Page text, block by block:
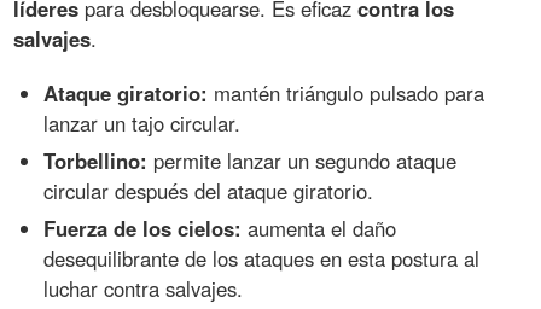
líderes para desbloquearse. Es eficazcontra los
salvajes.
Ataque giratorio: mantén triángulo pulsado para
lanzar un tajo circular.
Torbellino: permite lanzar un segundo ataque
circular después del ataque giratorio.
Fuerza de los cielos: aumenta el daño
desequilibrante de los ataques en esta postura al
luchar contra salvajes.